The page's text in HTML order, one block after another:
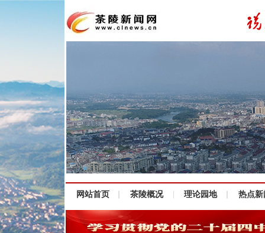
网站首页 茶陵概况 理论园地 热点新